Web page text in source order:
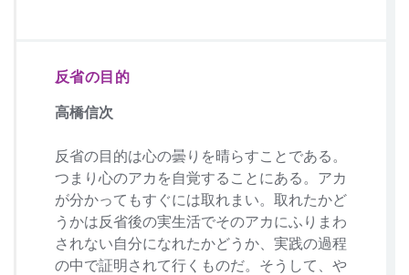
反省の目的
高橋信次
反省の目的は心の曇りを晴らすことである。
つまり心のアカを自覚することにある。アカ
が分かってもすぐには取れまい。取れたかど
うかは反省後の実生活でそのアカにふりまわ
されない自分になれたかどうか、実践の過程
の中で証明されて行くものだ。そうして、や